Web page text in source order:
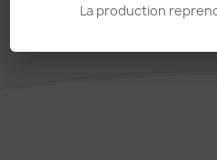
La production